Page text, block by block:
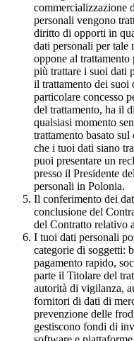
commercializzazione
personali vengono
diritto di opporti in
dati personali per tale
oppone al
più trattare i suoi dati
il trattamento dei suoi
particolare concesso
del trattamento, ha il
qualsiasi momento
trattamento basato
che i tuoi dati siano
puoi presentare un
presso il Presidente
personali in Polonia.
Il conferimento dei
conclusione del
del Contratto relativo
I tuoi dati personali
categorie di soggetti:
pagamento rapido,
parte il Titolare del
autorità di vigilanza,
fornitori di dati di
prevenzione delle
gestiscono fondi di